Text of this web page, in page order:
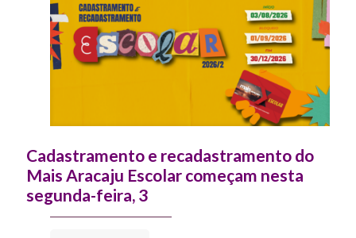
Cadastramento e recadastramento do
Mais Aracaju Escolar começam nesta
segunda-feira, 3